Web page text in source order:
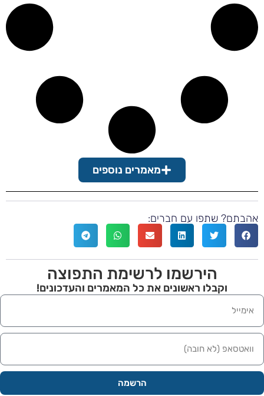
מאמרים נוספים
שתפו עם חברים:
הירשמו לרשימת התפוצה
וקבלו ראשונים את כל המאמרים והעדכונים!
הרשמה